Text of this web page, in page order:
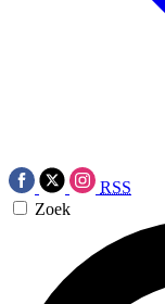
RSS
Zoek